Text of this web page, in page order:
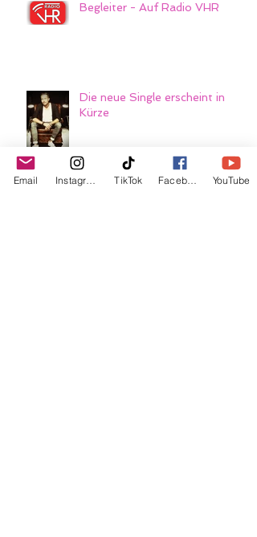
Begleiter - Auf Radio VHR
Die neue Single erscheint in
Kürze
Email TikTok YouTube